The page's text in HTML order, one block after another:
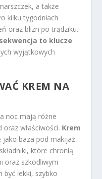
a także
kilku tygodniach
oraz blizn po trądziku.
to klucze
wyjątkowych
KREM NA
noc mają różne
oraz właściwości. Krem
jako baza pod makijaż.
które chronią
oraz szkodliwym
być lekki, szybko